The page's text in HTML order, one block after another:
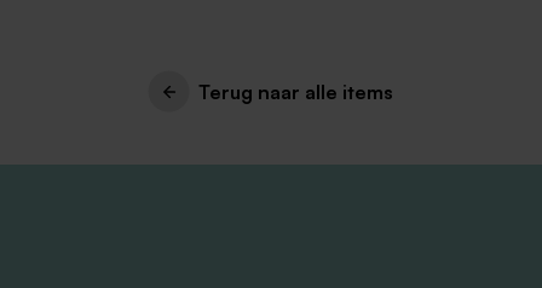
Terug naar alle items